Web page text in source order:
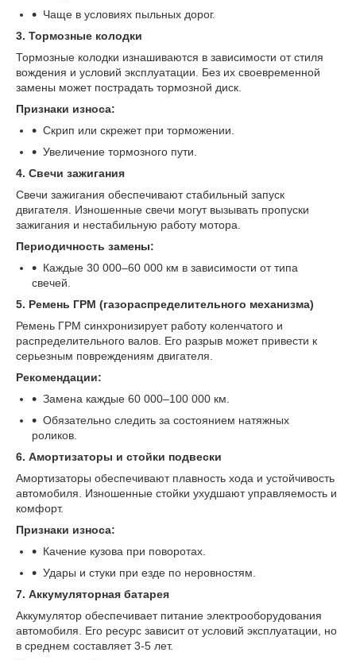
Чаще в условиях пыльных дорог.
3. Тормозные колодки
Тормозные колодки изнашиваются в зависимости от стиля
вождения и условий эксплуатации. Без их своевременной
замены может пострадать тормозной диск.
Признаки износа:
Скрип или скрежет при торможении.
Увеличение тормозного пути.
4. Свечи зажигания
Свечи зажигания обеспечивают стабильный запуск
двигателя. Изношенные свечи могут вызывать пропуски
зажигания и нестабильную работу мотора.
Периодичность замены:
Каждые 30 000–60 000 км в зависимости от типа
свечей.
5. Ремень ГРМ (газораспределительного механизма)
Ремень ГРМ синхронизирует работу коленчатого и
распределительного валов. Его разрыв может привести к
серьезным повреждениям двигателя.
Рекомендации:
Замена каждые 60 000–100 000 км.
Обязательно следить за состоянием натяжных
роликов.
6. Амортизаторы и стойки подвески
Амортизаторы обеспечивают плавность хода и устойчивость
автомобиля. Изношенные стойки ухудшают управляемость и
комфорт.
Признаки износа:
Качение кузова при поворотах.
Удары и стуки при езде по неровностям.
7. Аккумуляторная батарея
Аккумулятор обеспечивает питание электрооборудования
автомобиля. Его ресурс зависит от условий эксплуатации, но
в среднем составляет 3-5 лет.